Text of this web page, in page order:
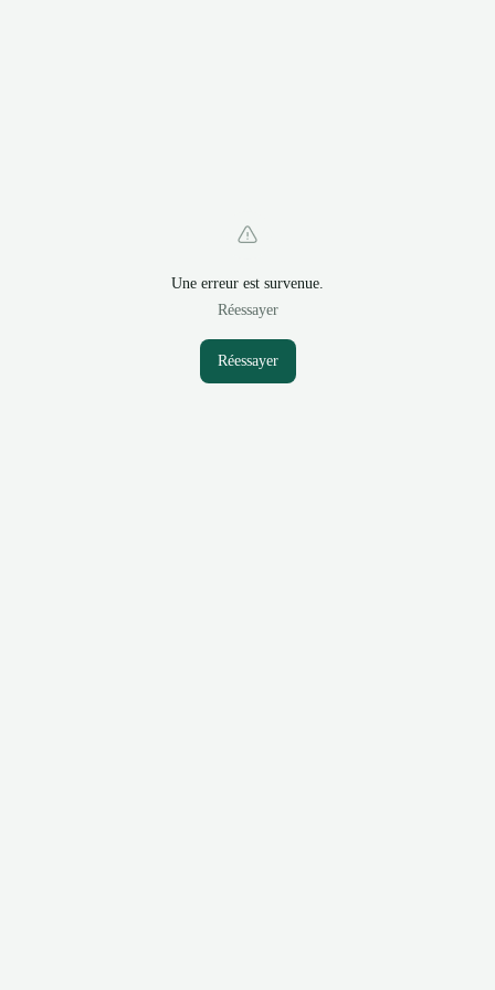
Une erreur est survenue.
Réessayer
Réessayer